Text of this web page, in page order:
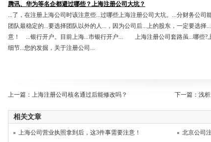
腾讯、华为等名企都避过哪些？上海注册公司大坑？
...了，在注册上海公司时该注意些...过哪些上海注册公司大坑。...分财务公司
团队最稳定的...要选择团队以外的人...，因为公司后...上的股东，一定要选择
意！ ...银行开户。目前上海...市银行开户... 上海注册公司套路虽...哪些?
细节...您的发掘，关于注册公司...
上一篇： 上海注册公司核名通过后能修改吗？ 下一篇： 浅
相关文章
上海公司营业执照拿到后，这3件事需要注意！
北京公司